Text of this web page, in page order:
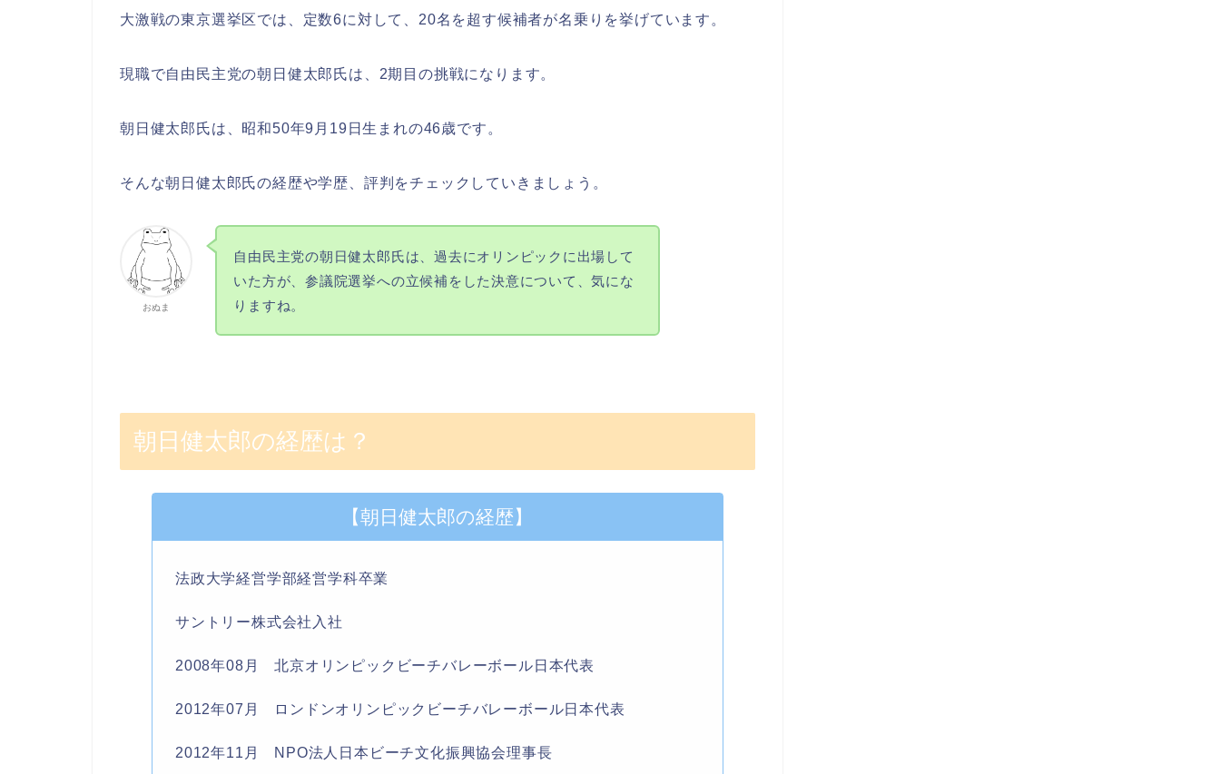
大激戦の東京選挙区では、定数6に対して、20名を超す候補者が名乗りを挙げています。
現職で自由民主党の朝日健太郎氏は、2期目の挑戦になります。
朝日健太郎氏は、昭和50年9月19日生まれの46歳です。
そんな朝日健太郎氏の経歴や学歴、評判をチェックしていきましょう。
おぬま
自由民主党の朝日健太郎氏は、過去にオリンピックに出場して
いた方が、参議院選挙への立候補をした決意について、気にな
りますね。
朝日健太郎の経歴は？
【朝日健太郎の経歴】
法政大学経営学部経営学科卒業
サントリー株式会社入社
2008年08月 北京オリンピックビーチバレーボール日本代表
2012年07月 ロンドンオリンピックビーチバレーボール日本代表
2012年11月 NPO法人日本ビーチ文化振興協会理事長